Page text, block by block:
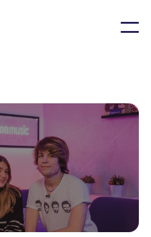
Music